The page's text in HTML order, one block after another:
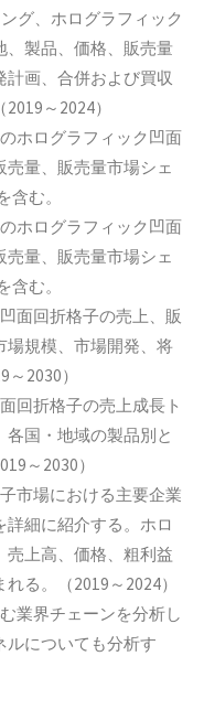
グ、ホログラフィック
、製品、価格、販売量
計画、合併および買収
～2024）
ホログラフィック凹面
量、販売量市場シェ
む。
ホログラフィック凹面
量、販売量市場シェ
む。
面回折格子の売上、販
場規模、市場開発、将
2030）
回折格子の売上成長ト
国・地域の製品別と
～2030）
市場における主要企業
細に紹介する。ホロ
売上高、価格、粗利益
る。（2019～2024）
業界チェーンを分析し
ルについても分析す